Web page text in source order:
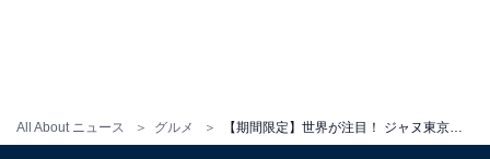
All About ニュース グルメ